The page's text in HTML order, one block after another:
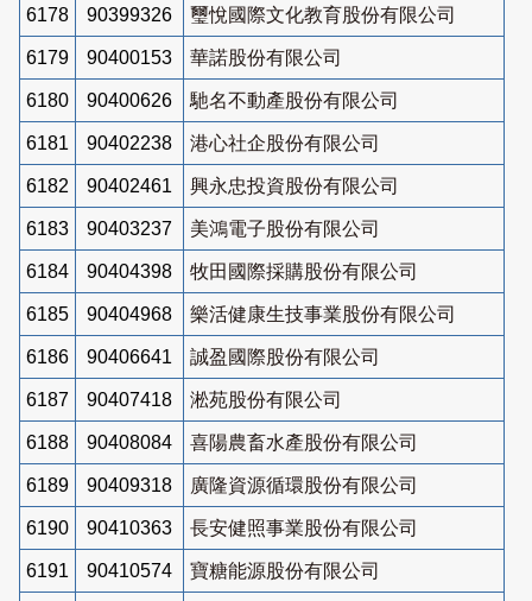
6178 90399326 璽悅國際文化教育股份有限公司
6179 90400153 華諾股份有限公司
6180 90400626 馳名不動產股份有限公司
6181 90402238 港心社企股份有限公司
6182 90402461 興永忠投資股份有限公司
6183 90403237 美鴻電子股份有限公司
6184 90404398 牧田國際採購股份有限公司
6185 90404968 樂活健康生技事業股份有限公司
6186 90406641 誠盈國際股份有限公司
6187 90407418 淞苑股份有限公司
6188 90408084 喜陽農畜水產股份有限公司
6189 90409318 廣隆資源循環股份有限公司
6190 90410363 長安健照事業股份有限公司
6191 90410574 寶糖能源股份有限公司